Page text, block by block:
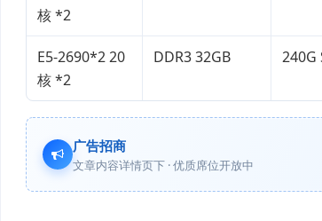
核 *2
E5-2690*2 20
核 *2
DDR3 32GB 240G
广告招商
文章内容详情页下 · 优质席位开放中